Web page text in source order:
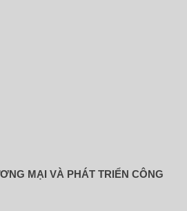
MẠI VÀ PHÁT TRIỂN CÔNG